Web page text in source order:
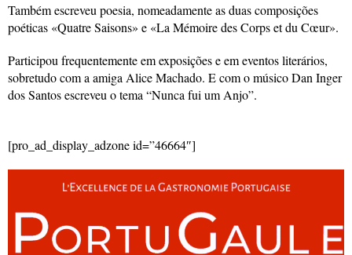
Também escreveu poesia, nomeadamente as duas composições
poéticas «Quatre Saisons» e «La Mémoire des Corps et du Cœur».
Participou frequentemente em exposições e em eventos literários,
sobretudo com a amiga Alice Machado. E com o músico Dan Inger
dos Santos escreveu o tema “Nunca fui um Anjo”.
[pro_ad_display_adzone id=”46664″]